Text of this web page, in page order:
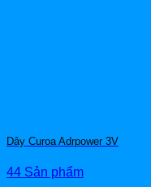
Dây Curoa Adrpower 3V
44 Sản phẩm